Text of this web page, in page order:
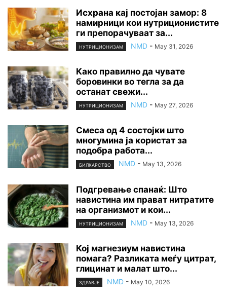
Исхрана кај постојан замор: 8
намирници кои нутриционистите
ги препорачуваат за...
НУТРИЦИОНИЗАМ NMD - May 31, 2026
Како правилно да чувате
боровинки во тегла за да
останат свежи...
НУТРИЦИОНИЗАМ NMD - May 27, 2026
Смеса од 4 состојки што
многумина ја користат за
подобра работа...
БИЛКАРСТВО NMD - May 13, 2026
Подгревање спанаќ: Што
навистина им прават нитратите
на организмот и кои...
НУТРИЦИОНИЗАМ NMD - May 13, 2026
Кој магнезиум навистина
помага? Разликата меѓу цитрат,
глицинат и малат што...
ЗДРАВЈЕ NMD - May 10, 2026